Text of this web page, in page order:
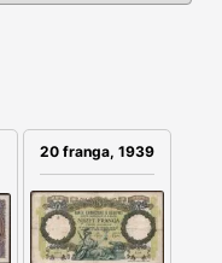
20 franga, 1939